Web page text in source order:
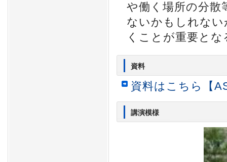
や働く場所の分散
ないかもしれない
くことが重要とな
資料
資料はこちら【
講演模様